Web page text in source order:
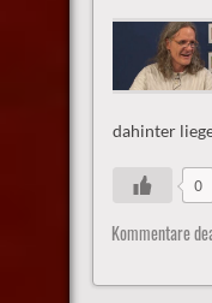
dahinter
0
Kommentare